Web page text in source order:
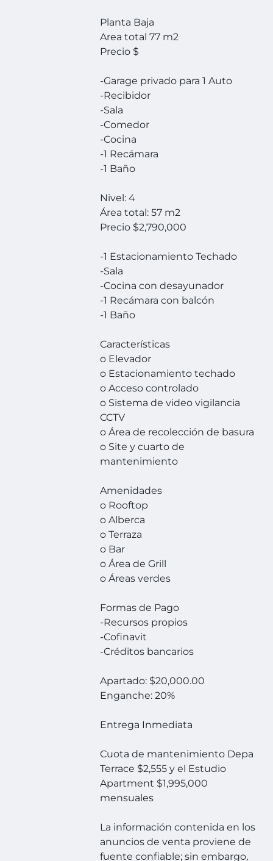
Planta Baja
Area total 77 m2
Precio $
-Garage privado para 1 Auto
-Recibidor
-Sala
-Comedor
-Cocina
-1 Recámara
-1 Baño
Nivel: 4
Área total: 57 m2
Precio $2,790,000
-1 Estacionamiento Techado
-Sala
-Cocina con desayunador
-1 Recámara con balcón
-1 Baño
Características
o Elevador
o Estacionamiento techado
o Acceso controlado
o Sistema de video vigilancia
CCTV
o Área de recolección de basura
o Site y cuarto de
mantenimiento
Amenidades
o Rooftop
o Alberca
o Terraza
o Bar
o Área de Grill
o Áreas verdes
Formas de Pago
-Recursos propios
-Cofinavit
-Créditos bancarios
Apartado: $20,000.00
Enganche: 20%
Entrega Inmediata
Cuota de mantenimiento Depa
Terrace $2,555 y el Estudio
Apartment $1,995,000
mensuales
La información contenida en los
anuncios de venta proviene de
fuente confiable; sin embargo,